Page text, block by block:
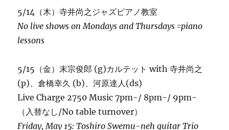
5/14（木）寺井尚之ジャズピアノ教室
No live shows on Mondays and Thursdays =piano
lessons
5/15（金）末宗俊郎 (g)カルテット with 寺井尚之
(p)、倉橋幸久 (b)、河原達人(ds)
Live Charge 2750 Music 7pm-/ 8pm-/ 9pm-
（入替なし/No table turnover）
Friday, May 15: Toshiro Swemu-neh guitar Trio